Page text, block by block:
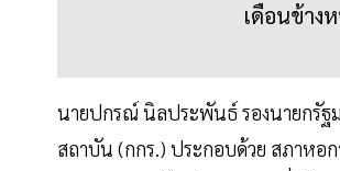
เดือนข้าง
นายปกรณ์ นิลประพันธ์ รองนายกรัฐ
สถาบัน (กกร.) ประกอบด้วย สภาหอ